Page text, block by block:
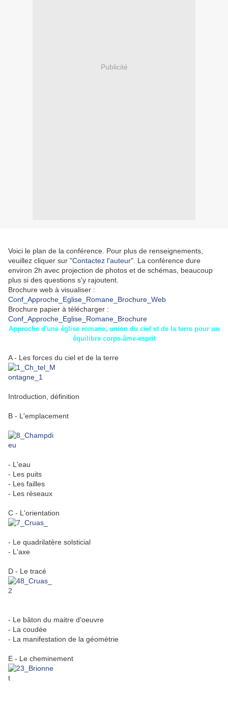
Publicité
Voici le plan de la conférence. Pour plus de renseignements,
veuillez cliquer sur "Contactez l'auteur". La conférence dure
environ 2h avec projection de photos et de schémas, beaucoup
plus si des questions s'y rajoutent.
Brochure web à visualiser :
Conf_Approche_Eglise_Romane_Brochure_Web
Brochure papier à télécharger :
Conf_Approche_Eglise_Romane_Brochure
Approche d'une église romane, union du ciel et de la terre pour un
équilibre corps-âme-esprit
A - Les forces du ciel et de la terre
Introduction, définition
B - L'emplacement
- L'eau
- Les puits
- Les failles
- Les réseaux
C - L'orientation
- Le quadrilatère solsticial
- L'axe
D - Le tracé
- Le bâton du maitre d'oeuvre
- La coudée
- La manifestation de la géométrie
E - Le cheminement